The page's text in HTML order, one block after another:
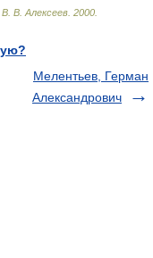
В. В. Алексеев 2000
Мелентьев, Герман
Александрович